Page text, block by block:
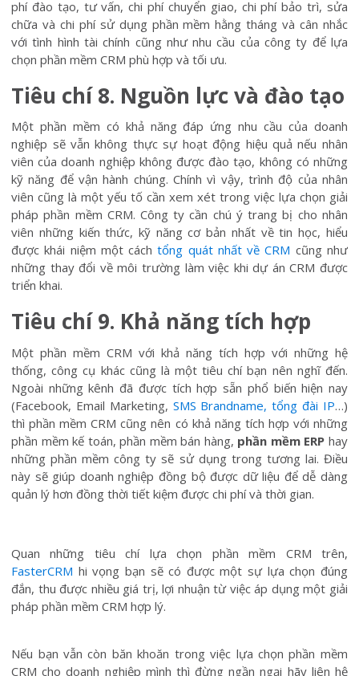
phí đào tạo, tư vấn, chi phí chuyển giao, chi phí bảo trì, sửa
chữa và chi phí sử dụng phần mềm hằng tháng và cân nhắc
với tình hình tài chính cũng như nhu cầu của công ty để lựa
chọn phần mềm CRM phù hợp và tối ưu.
Tiêu chí 8. Nguồn lực và đào tạo
Một phần mềm có khả năng đáp ứng nhu cầu của doanh
nghiệp sẽ vẫn không thực sự hoạt động hiệu quả nếu nhân
viên của doanh nghiệp không được đào tạo, không có những
kỹ năng để vận hành chúng. Chính vì vậy, trình độ của nhân
viên cũng là một yếu tố cần xem xét trong việc lựa chọn giải
pháp phần mềm CRM. Công ty cần chú ý trang bị cho nhân
viên những kiến thức, kỹ năng cơ bản nhất về tin học, hiểu
được khái niệm một cách tổng quát nhất về CRM cũng như
những thay đổi về môi trường làm việc khi dự án CRM được
triển khai.
Tiêu chí 9. Khả năng tích hợp
Một phần mềm CRM với khả năng tích hợp với những hệ
thống, công cụ khác cũng là một tiêu chí bạn nên nghĩ đến.
Ngoài những kênh đã được tích hợp sẵn phổ biến hiện nay
(Facebook, Email Marketing, SMS Brandname, tổng đài IP…)
thì phần mềm CRM cũng nên có khả năng tích hợp với những
phần mềm kế toán, phần mềm bán hàng, phần mềm ERP hay
những phần mềm công ty sẽ sử dụng trong tương lai. Điều
này sẽ giúp doanh nghiệp đồng bộ được dữ liệu để dễ dàng
quản lý hơn đồng thời tiết kiệm được chi phí và thời gian.
Quan những tiêu chí lựa chọn phần mềm CRM trên,
FasterCRM hi vọng bạn sẽ có được một sự lựa chọn đúng
đắn, thu được nhiều giá trị, lợi nhuận từ việc áp dụng một giải
pháp phần mềm CRM hợp lý.
Nếu bạn vẫn còn băn khoăn trong việc lựa chọn phần mềm
CRM cho doanh nghiệp mình thì đừng ngần ngại hãy liên hệ